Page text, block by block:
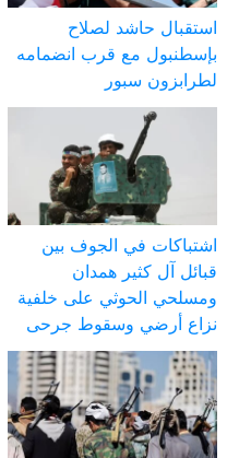
استقبال حاشد لصلاح
بإسطنبول مع قرب انضمامه
لطرابزون سبور
اشتباكات في الجوف بين
قبائل آل كثير همدان
ومسلحي الحوثي على خلفية
نزاع أرضي وسقوط جرحى